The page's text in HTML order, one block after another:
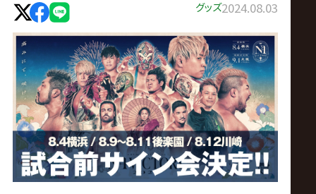
レ
ス
リ
ン
グッズ2024.08.03